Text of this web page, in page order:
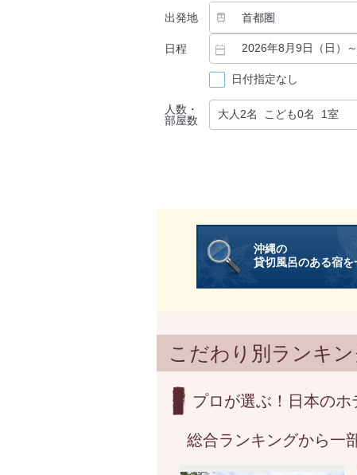
出発地
日程
日付指定なし
人数・
部屋数
沖縄の
貸切風呂のある宿を
こだわり別ランキ
プロが選ぶ！日本の
総合ランキングから一